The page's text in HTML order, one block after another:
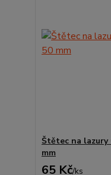
Štětec na
mm
65 Kč/ks